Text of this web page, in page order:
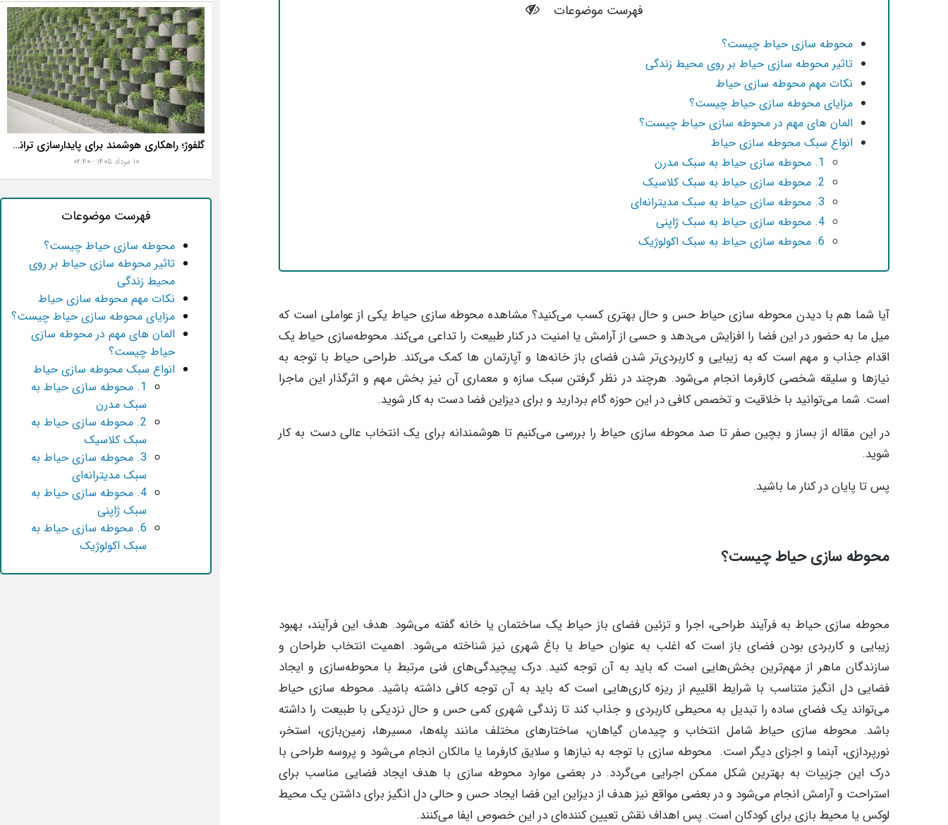
فهرست موضوعات
محوطه سازی حیاط چیست؟
تاثیر محوطه سازی حیاط بر روی محیط زندگی
نکات مهم محوطه سازی حیاط
مزایای محوطه سازی حیاط چیست؟
المان های مهم در محوطه سازی حیاط چیست؟
انواع سبک محوطه سازی حیاط
1. محوطه سازی حیاط به سبک مدرن
2. محوطه سازی حیاط به سبک کلاسیک
3. محوطه سازی حیاط به سبک مدیترانه‌ای
4. محوطه سازی حیاط به سبک ژاپنی
6. محوطه سازی حیاط به سبک اکولوژیک
آیا شما هم با دیدن محوطه سازی حیاط حس و حال بهتری کسب می‌کنید؟ مشاهده محوطه سازی حیاط یکی از عواملی است که
میل ما به حضور در این فضا را افزایش می‌دهد و حسی از آرامش یا امنیت در کنار طبیعت را تداعی می‌کند. محوطه‌سازی حیاط یک
اقدام جذاب و مهم است که به زیبایی و کاربردی‌تر شدن فضای باز خانه‌ها و آپارتمان ها کمک می‌کند. طراحی حیاط با توجه به
نیازها و سلیقه‌ شخصی کارفرما انجام می‌شود. هرچند در نظر گرفتن سبک سازه و معماری آن نیز بخش مهم و اثرگذار این ماجرا
است. شما می‌توانید با خلاقیت و تخصص کافی در این حوزه گام بردارید و برای دیزاین فضا دست به کار شوید.
در این مقاله از بساز و بچین صفر تا صد محوطه سازی حیاط را بررسی می‌کنیم تا هوشمندانه برای یک انتخاب عالی دست به کار
شوید.
پس تا پایان در کنار ما باشید.
محوطه سازی حیاط چیست؟
محوطه سازی حیاط به فرآیند طراحی، اجرا و تزئین فضای باز حیاط یک ساختمان یا خانه گفته می‌شود. هدف این فرآیند، بهبود
زیبایی و کاربردی بودن فضای باز است که اغلب به عنوان حیاط یا باغ شهری نیز شناخته می‌شود. اهمیت انتخاب طراحان و
سازندگان ماهر از مهم‌ترین بخش‌هایی است که باید به آن توجه کنید. درک پیچیدگی‌های فنی مرتبط با محوطه‌سازی و ایجاد
فضایی دل انگیز متناسب با شرایط اقلییم از ریزه کاری‌هایی است که باید به آن توجه کافی داشته باشید. محوطه سازی حیاط
می‌تواند یک فضای ساده را تبدیل به محیطی کاربردی و جذاب کند تا زندگی شهری کمی حس و حال نزدیکی با طبیعت را داشته
باشد. محوطه سازی حیاط شامل انتخاب و چیدمان گیاهان، ساختارهای مختلف مانند پله‌ها، مسیرها، زمین‌بازی‌، استخر،
نورپردازی، آبنما و اجزای دیگر است. محوطه سازی با توجه به نیازها و سلایق کارفرما یا مالکان انجام می‌شود و پروسه طراحی با
درک این جزییات به بهترین شکل ممکن اجرایی می‌گردد. در بعضی موارد محوطه سازی با هدف ایجاد فضایی مناسب برای
استراحت و آرامش انجام می‌شود و در بعضی مواقع نیز هدف از دیزاین این فضا ایجاد حس و حالی دل انگیز برای داشتن یک محیط
لوکس یا محیط بازی برای کودکان است. پس اهداف نقش تعیین کننده‌ای در این خصوص ایفا می‌کنند.
گلفوژ؛ راهکاری هوشمند برای پایدارسازی ترانشه، ساخت دیوار حائل و زیباسازی شهری
۱۰ مرداد ۱۴۰۵ - ۰۲:۴۰
فهرست موضوعات
محوطه سازی حیاط چیست؟
تاثیر محوطه سازی حیاط بر روی
محیط زندگی
نکات مهم محوطه سازی حیاط
مزایای محوطه سازی حیاط چیست؟
المان های مهم در محوطه سازی
حیاط چیست؟
انواع سبک محوطه سازی حیاط
1. محوطه سازی حیاط به
سبک مدرن
2. محوطه سازی حیاط به
سبک کلاسیک
3. محوطه سازی حیاط به
سبک مدیترانه‌ای
4. محوطه سازی حیاط به
سبک ژاپنی
6. محوطه سازی حیاط به
سبک اکولوژیک